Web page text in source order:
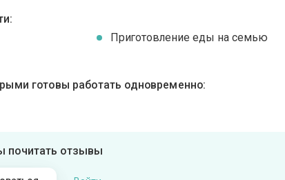
Приготовление еды на семью
готовы работать одновременно:
почитать отзывы